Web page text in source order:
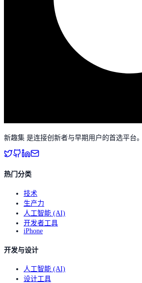
新趣集 是连接创新者与早期用户的首选平台
热门分类
技术
生产力
人工智能 (AI)
开发者工具
iPhone
开发与设计
人工智能 (AI)
设计工具